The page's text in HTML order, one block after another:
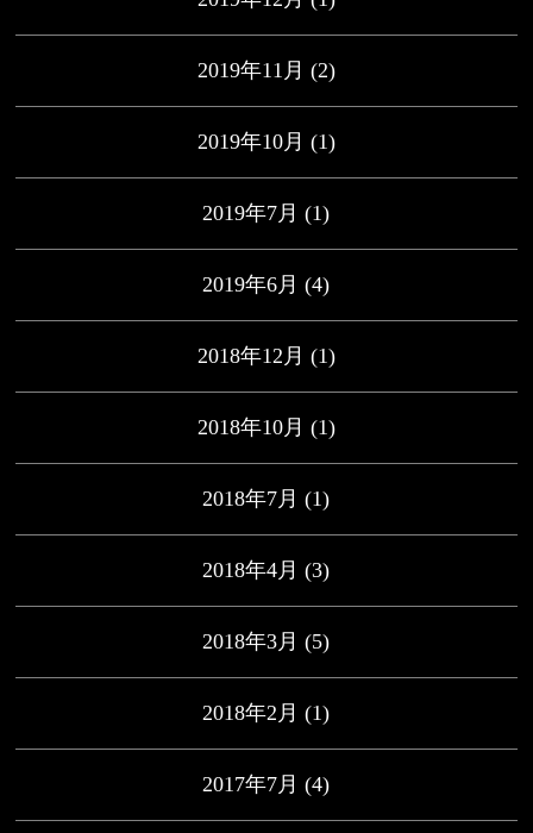
2019年11月 (2)
2019年10月 (1)
2019年7月 (1)
2019年6月 (4)
2018年12月 (1)
2018年10月 (1)
2018年7月 (1)
2018年4月 (3)
2018年3月 (5)
2018年2月 (1)
2017年7月 (4)